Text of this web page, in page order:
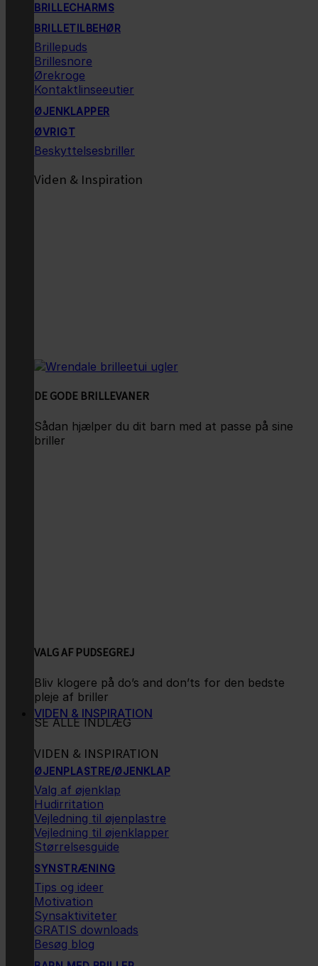
BRILLECHARMS
BRILLETILBEHØR
Brillepuds
Brillesnore
Ørekroge
Kontaktlinseeutier
ØJENKLAPPER
ØVRIGT
Beskyttelsesbriller
Viden & Inspiration
DE GODE BRILLEVANER
Sådan hjælper du dit barn med at passe på sine
briller
VALG AF PUDSEGREJ
Bliv klogere på do’s and don’ts for den bedste
pleje af briller
SE ALLE INDLÆG
VIDEN & INSPIRATION
VIDEN & INSPIRATION
ØJENPLASTRE/ØJENKLAP
Valg af øjenklap
Hudirritation
Vejledning til øjenplastre
Vejledning til øjenklapper
Størrelsesguide
SYNSTRÆNING
Tips og ideer
Motivation
Synsaktiviteter
GRATIS downloads
Besøg blog